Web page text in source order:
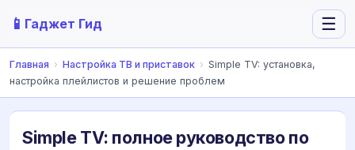
📱 Гаджет Гид ☰
Главная › Настройка ТВ и приставок › Simple TV: установка,
настройка плейлистов и решение проблем
Simple TV: полное руководство по